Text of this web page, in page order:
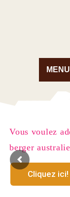
MENU
Vous voulez
berger
Cliquez ici!